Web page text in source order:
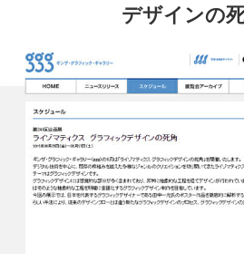
デザインの死